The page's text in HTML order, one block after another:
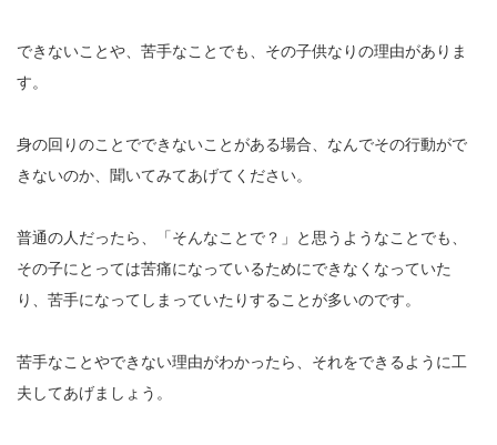
できないことや、苦手なことでも、その子供なりの理由がありま
す。
身の回りのことでできないことがある場合、なんでその行動がで
きないのか、聞いてみてあげてください。
普通の人だったら、「そんなことで？」と思うようなことでも、
その子にとっては苦痛になっているためにできなくなっていた
り、苦手になってしまっていたりすることが多いのです。
苦手なことやできない理由がわかったら、それをできるように工
夫してあげましょう。